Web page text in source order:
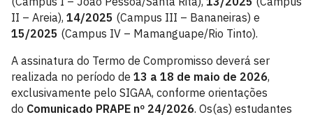
II – Areia), 14/2025 (Campus III – Bananeiras) e
15/2025 (Campus IV – Mamanguape/Rio Tinto).
A assinatura do Termo de Compromisso deverá ser
realizada no período de 13 a 18 de maio de 2026,
exclusivamente pelo SIGAA, conforme orientações
do Comunicado PRAPE nº 24/2026. Os(as) estudantes